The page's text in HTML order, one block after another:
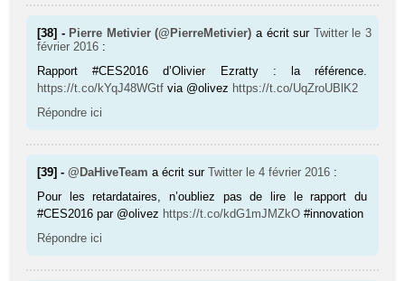
[38] - Pierre Metivier (@PierreMetivier) a écrit sur Twitter le 3
février 2016 :
Rapport #CES2016 d’Olivier Ezratty : la référence.
https://t.co/kYqJ48WGtf via @olivez https://t.co/UqZroUBlK2
Répondre ici
[39] -@DaHiveTeam a écrit surTwitter le 4 février 2016 :
Pour les retardataires, n’oubliez pas de lire le rapport du
#CES2016 par @olivez https://t.co/kdG1mJMZkO #innovation
Répondre ici